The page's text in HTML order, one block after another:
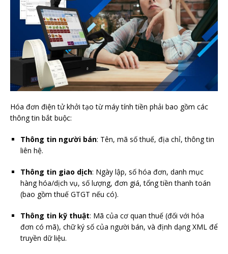
Hóa đơn điện tử khởi tạo từ máy tính tiền phải bao gồm các
thông tin bắt buộc:
Thông tin người bán: Tên, mã số thuế, địa chỉ, thông tin
liên hệ.
Thông tin giao dịch: Ngày lập, số hóa đơn, danh mục
hàng hóa/dịch vụ, số lượng, đơn giá, tổng tiền thanh toán
(bao gồm thuế GTGT nếu có).
Thông tin kỹ thuật: Mã của cơ quan thuế (đối với hóa
đơn có mã), chữ ký số của người bán, và định dạng XML để
truyền dữ liệu.